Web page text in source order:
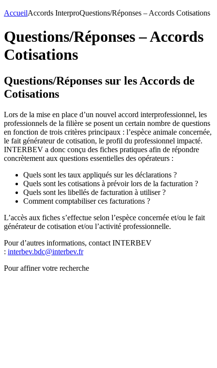
AccueilAccords InterproQuestions/Réponses – Accords Cotisations
Questions/Réponses – Accords
Cotisations
Questions/Réponses sur les Accords de
Cotisations
Lors de la mise en place d’un nouvel accord interprofessionnel, les
professionnels de la filière se posent un certain nombre de questions
en fonction de trois critères principaux : l’espèce animale concernée,
le fait générateur de cotisation, le profil du professionnel impacté.
INTERBEV a donc conçu des fiches pratiques afin de répondre
concrètement aux questions essentielles des opérateurs :
Quels sont les taux appliqués sur les déclarations ?
Quels sont les cotisations à prévoir lors de la facturation ?
Quels sont les libellés de facturation à utiliser ?
Comment comptabiliser ces facturations ?
L’accès aux fiches s’effectue selon l’espèce concernée et/ou le fait
générateur de cotisation et/ou l’activité professionnelle.
Pour d’autres informations, contact INTERBEV
: interbev.bdc@interbev.fr
Pour affiner votre recherche